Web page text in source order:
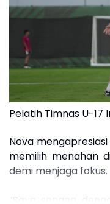
Pelatih Timnas U-17
Nova
memilih menahan
demi menjaga fokus.
“Saya senang